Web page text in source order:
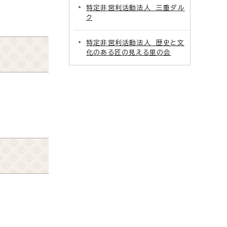
特定非営利活動法人 三重ダル
ク
特定非営利活動法人 歴史と文
化のある匠の見える里の会